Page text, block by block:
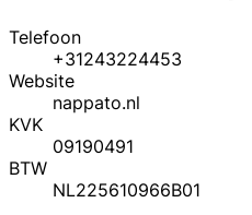
Telefoon
+31243224453
Website
nappato.nl
KVK
09190491
BTW
NL225610966B01